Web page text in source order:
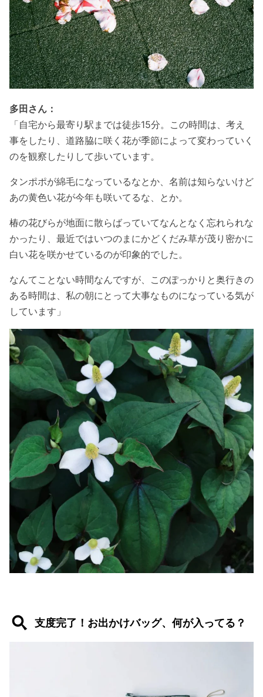
多田さん：
「自宅から最寄り駅までは徒歩15分。この時間は、考え
事をしたり、道路脇に咲く花が季節によって変わっていく
のを観察したりして歩いています。
タンポポが綿毛になっているなとか、名前は知らないけど
あの黄色い花が今年も咲いてるな、とか。
椿の花びらが地面に散らばっていてなんとなく忘れられな
かったり、最近ではいつのまにかどくだみ草が茂り密かに
白い花を咲かせているのが印象的でした。
なんてことない時間なんですが、このぽっかりと奥行きの
ある時間は、私の朝にとって大事なものになっている気が
しています」
支度完了！お出かけバッグ、何が入ってる？